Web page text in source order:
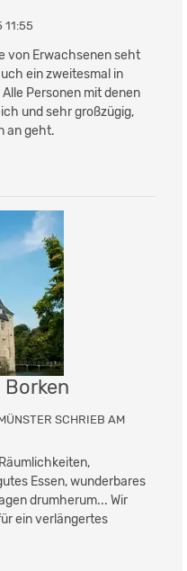
11:55
von Erwachsenen seht
ein zweitesmal in
Personen mit denen
und sehr großzügig,
an geht.
SCHRIEB AM
Essen, wunderbares
drumherum... Wir
ein verlängertes